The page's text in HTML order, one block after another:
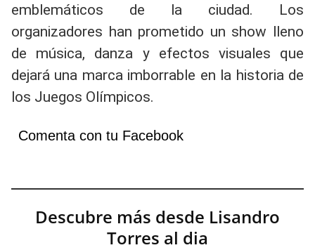
emblemáticos de la ciudad. Los
organizadores han prometido un show lleno
de música, danza y efectos visuales que
dejará una marca imborrable en la historia de
los Juegos Olímpicos.
Comenta con tu Facebook
Descubre más desde Lisandro
Torres al dia